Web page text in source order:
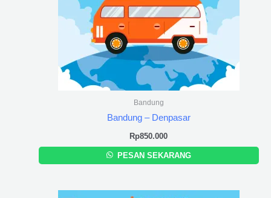
Bandung
Bandung – Denpasar
Rp850.000
PESAN SEKARANG